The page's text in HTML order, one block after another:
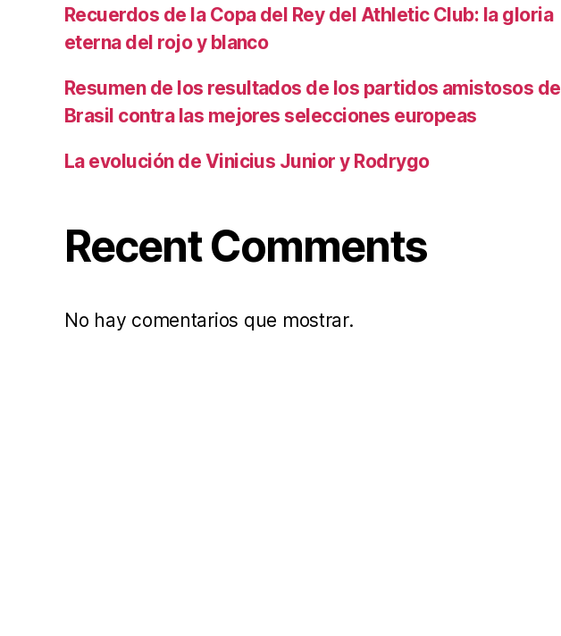
Recuerdos de la Copa del Rey del Athletic Club: la gloria
eterna del rojo y blanco
Resumen de los resultados de los partidos amistosos de
Brasil contra las mejores selecciones europeas
La evolución de Vinicius Junior y Rodrygo
Recent Comments
No hay comentarios que mostrar.